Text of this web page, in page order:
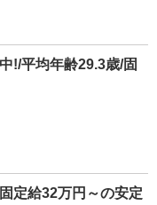
!/平均年齢29.3歳/固
定給32万円～の安定